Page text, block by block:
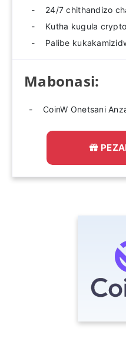
24/7 chithandizo
Kutha kugula
Palibe
Mabonasi:
CoinW Onetsani